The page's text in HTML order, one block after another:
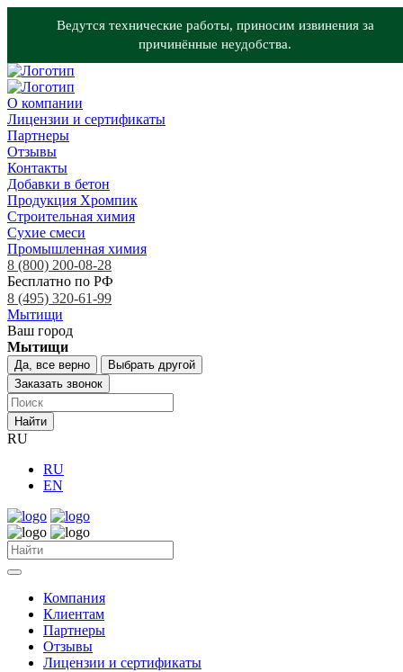
Ведутся технические работы, приносим извинения за
причинённые неудобства.
О компании
Лицензии и сертификаты
Партнеры
Отзывы
Контакты
Добавки в бетон
Продукция Хромпик
Строительная химия
Сухие смеси
Промышленная химия
8 (800) 200-08-28
Бесплатно по РФ
8 (495) 320-61-99
Мытищи
Ваш город
Мытищи
Да, все верно
Выбрать другой
Заказать звонок
Найти
RU
RU
EN
Компания
Клиентам
Партнеры
Отзывы
Лицензии и сертификаты